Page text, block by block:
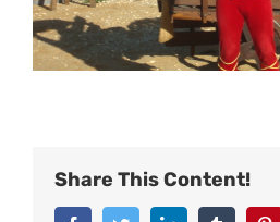
Share This Content!